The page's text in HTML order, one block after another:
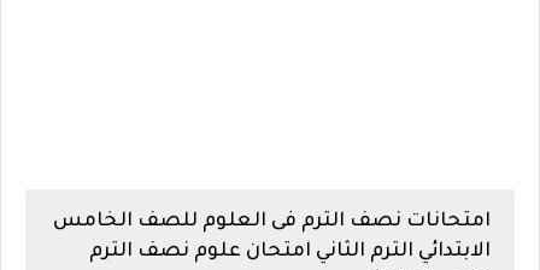
امتحانات نصف الترم فى العلوم للصف الخامس
الابتدائي الترم الثاني امتحان علوم نصف الترم